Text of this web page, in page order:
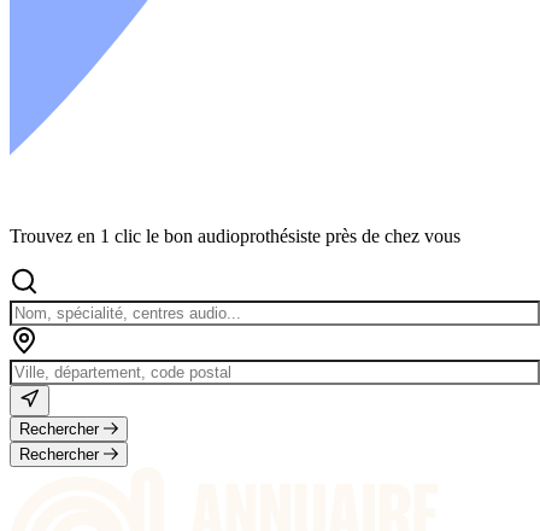
Trouvez en 1 clic le bon audioprothésiste près de chez vous
Rechercher
Rechercher